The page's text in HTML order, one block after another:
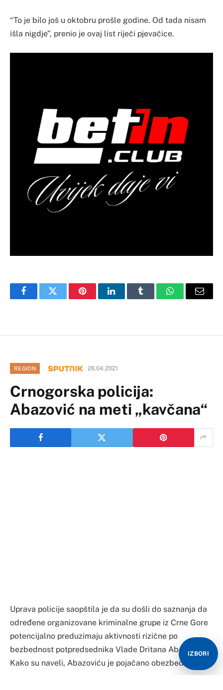
“To je bilo još u oktobru prošle godine. Od tada nisam
išla nigdje”, prenio je ovaj list riječi pjevačice.
FacebookTwitter PinterestLinkedInTumblr WhatsAppEmail
REGION 26.04.2021
Crnogorska policija:
Abazović na meti „kavčana“
Uprava policije saopštila je da su došli do saznanja da
određene organizovane kriminalne grupe iz Crne Gore
potencijalno preduzimaju aktivnosti rizične po
bezbednost potpredsednika Vlade Dritana Abazovića.
Kako su naveli, Abazoviću je pojačano obezbeđenje.
IZBORI